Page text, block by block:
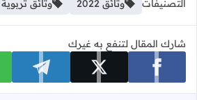
التصنيفات وثائق 2022 وثائق تربوية
شارك المقال لتنفع به غيرك
شارك على facebook شارك على x شارك على telegram